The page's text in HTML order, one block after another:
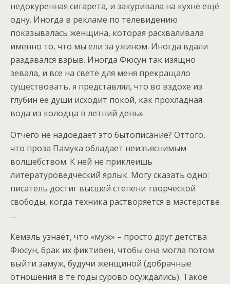
недокуренная сигарета, и закуривала на кухне ещё
одну. Иногда в рекламе по телевидению
показывалась женщина, которая расхваливала
именно то, что мы ели за ужином. Иногда вдали
раздавался взрыв. Иногда Фюсун так изящно
зевала, и все на свете для меня прекращало
существовать, я представлял, что во вздохе из
глубин ее души исходит покой, как прохладная
вода из колодца в летний день».
Отчего не надоедает это бытописание? Оттого,
что проза Памука обладает неизъяснимым
волшебством. К ней не приклеишь
литературоведческий ярлык. Могу сказать одно:
писатель достиг высшей степени творческой
свободы, когда техника растворяется в мастерстве
…
Кемаль узнаёт, что «муж» – просто друг детства
Фюсун, брак их фиктивен, чтобы она могла потом
выйти замуж, будучи женщиной (добрачные
отношения в те годы сурово осуждались). Такое